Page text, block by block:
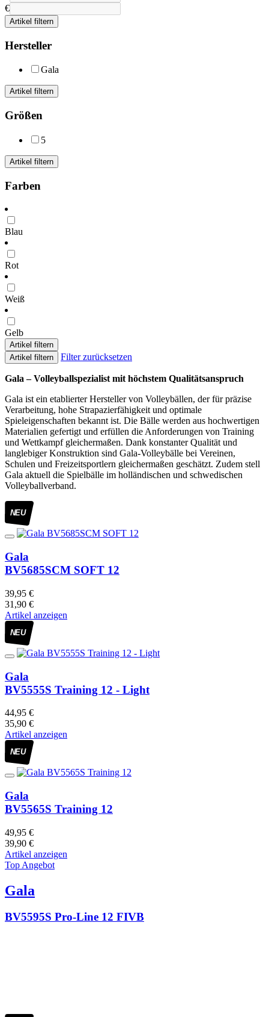
€
Artikel filtern
Hersteller
Gala
Artikel filtern
Größen
5
Artikel filtern
Farben
Blau
Rot
Weiß
Gelb
Artikel filtern
Artikel filtern
Filter zurücksetzen
Gala – Volleyballspezialist mit höchstem Qualitätsanspruch
Gala ist ein etablierter Hersteller von Volleybällen, der für präzise
Verarbeitung, hohe Strapazierfähigkeit und optimale
Spieleigenschaften bekannt ist. Die Bälle werden aus hochwertigen
Materialien gefertigt und erfüllen die Anforderungen von Training
und Wettkampf gleichermaßen. Dank konstanter Qualität und
langlebiger Konstruktion sind Gala-Volleybälle bei Vereinen,
Schulen und Freizeitsportlern gleichermaßen geschätzt. Zudem stell
Gala aktuell die Spielbälle im holländischen und schwedischen
Volleyballverband.
NEU
Gala
BV5685SCM SOFT 12
39,95 €
31,90 €
Artikel anzeigen
NEU
Gala
BV5555S Training 12 - Light
44,95 €
35,90 €
Artikel anzeigen
NEU
Gala
BV5565S Training 12
49,95 €
39,90 €
Artikel anzeigen
Top Angebot
Gala
BV5595S Pro-Line 12 FIVB